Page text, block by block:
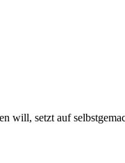
will, setzt auf